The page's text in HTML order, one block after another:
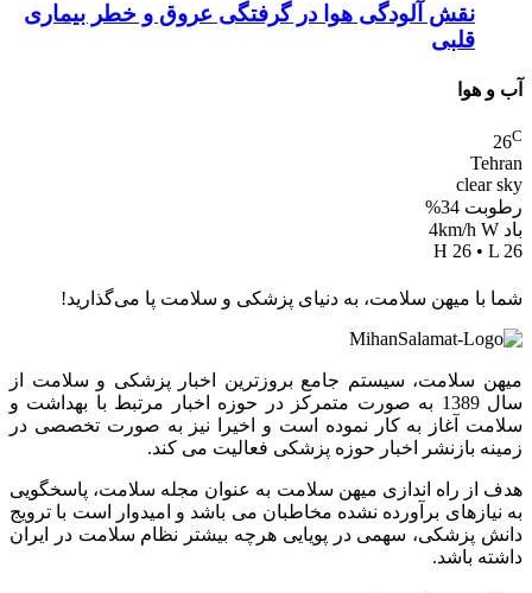
نقش آلودگی هوا در گرفتگی عروق و خطر بیماری
قلبی
آب و هوا
26C
Tehran
clear sky
رطوبت 34%
باد 4km/h W
H 26 • L 26
شما با میهن سلامت، به دنیای پزشکی و سلامت پا می‌گذارید!
میهن سلامت، سیستم جامع بروزترین اخبار پزشکی و سلامت از
سال 1389 به صورت متمرکز در حوزه اخبار مرتبط با بهداشت و
سلامت آغاز به کار نموده است و اخیرا نیز به صورت تخصصی در
زمینه بازنشر اخبار حوزه پزشکی فعالیت می کند.
هدف از راه اندازی میهن سلامت به عنوان مجله سلامت، پاسخگویی
به نیازهای برآورده نشده مخاطبان می باشد و امیدوار است با ترویج
دانش پزشکی، سهمی در پویایی هرچه بیشتر نظام سلامت در ایران
داشته باشد.